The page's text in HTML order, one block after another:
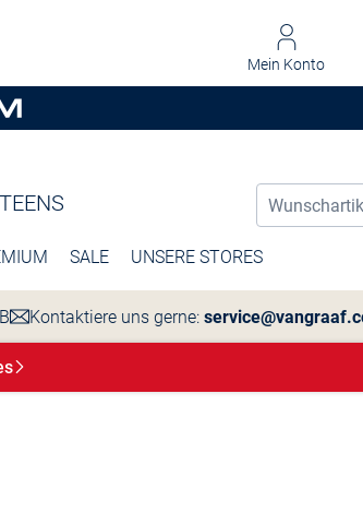
Mein Konto
SALE UNSERE STORES
Kontaktiere uns gerne: